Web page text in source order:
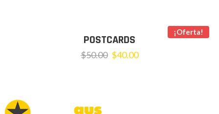
¡Oferta!
POSTCARDS
$50.00 $40.00